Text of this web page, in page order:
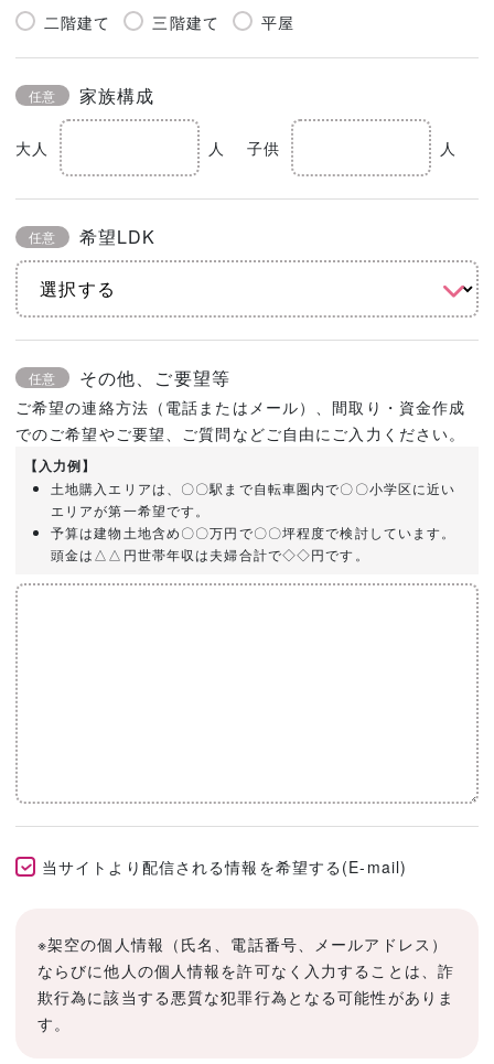
二階建て 三階建て 平屋
任意 家族構成
大人 人 子供 人
任意 希望LDK
任意 その他、ご要望等
ご希望の連絡方法（電話またはメール）、間取り・資金作成
でのご希望やご要望、ご質問などご自由にご入力ください。
【入力例】
土地購入エリアは、〇〇駅まで自転車圏内で〇〇小学区に近い
エリアが第一希望です。
予算は建物土地含め〇〇万円で〇〇坪程度で検討しています。
頭金は△△円世帯年収は夫婦合計で◇◇円です。
当サイトより配信される情報を希望する(E-mail)
※架空の個人情報（氏名、電話番号、メールアドレス）
ならびに他人の個人情報を許可なく入力することは、詐
欺行為に該当する悪質な犯罪行為となる可能性がありま
す。